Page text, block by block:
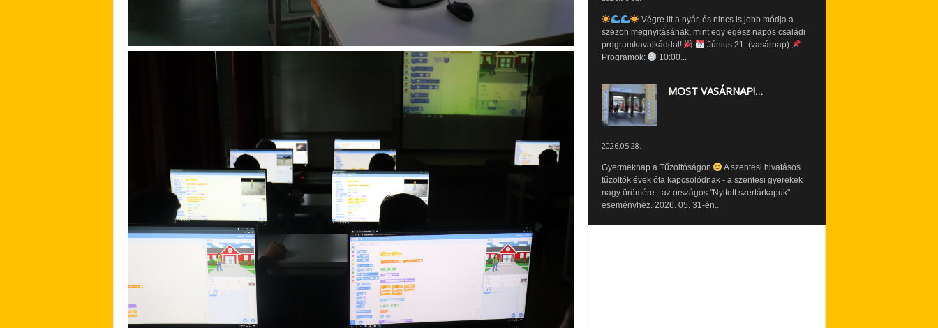
Végre itt a nyár, és nincs is jobb módja a
szezon megnyitásának, mint egy egész napos családi
programkavalkáddal!
Június 21. (vasárnap)
Programok:
10:00...
MOST VASÁRNAP!…
2026.05.28.
Gyermeknap a Tűzoltóságon
A szentesi hivatásos
tűzoltók évek óta kapcsolódnak - a szentesi gyerekek
nagy örömére - az országos "Nyitott szertárkapuk"
eseményhez. 2026. 05. 31-én...